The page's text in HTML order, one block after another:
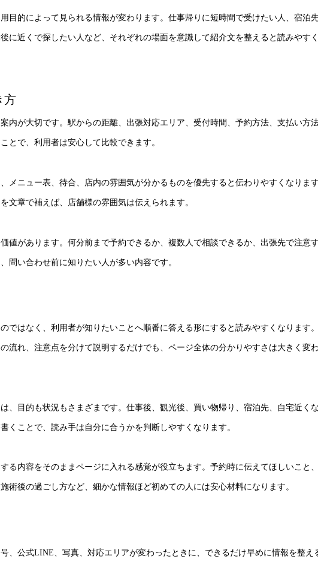
目的によって見られる情報が変わります。仕事帰りに短時間で受けたい人、宿泊
に近くで探したい人など、それぞれの場面を意識して紹介文を整えると読みやす
方
内が大切です。駅からの距離、出張対応エリア、受付時間、予約方法、支払い方
とで、利用者は安心して比較できます。
メニュー表、待合、店内の雰囲気が分かるものを優先すると伝わりやすくなりま
文章で補えば、店舗様の雰囲気は伝えられます。
値があります。何分前まで予約できるか、複数人で相談できるか、出張先で注意
問い合わせ前に知りたい人が多い内容です。
ではなく、利用者が知りたいことへ順番に答える形にすると読みやすくなります
流れ、注意点を分けて説明するだけでも、ページ全体の分かりやすさは大きく変
、目的も状況もさまざまです。仕事後、観光後、買い物帰り、宿泊先、自宅近くな
くことで、読み手は自分に合うかを判断しやすくなります。
る内容をそのままページに入れる感覚が役立ちます。予約時に伝えてほしいこと
術後の過ごし方など、細かな情報ほど初めての人には安心材料になります。
、公式LINE、写真、対応エリアが変わったときに、できるだけ早めに情報を整え